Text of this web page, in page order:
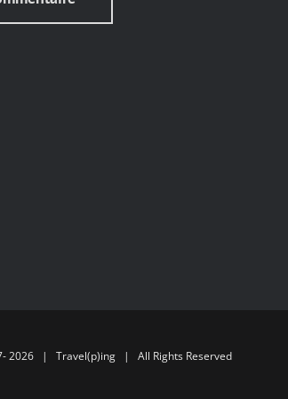
2026 | Travel(p)ing | All Rights Reserved